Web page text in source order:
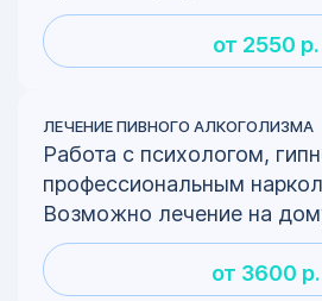
от 2550 р.
ЛЕЧЕНИЕ ПИВНОГО АЛКОГОЛИЗМА
Работа с психологом,
профессиональным
Возможно лечение на
от 3600 р.